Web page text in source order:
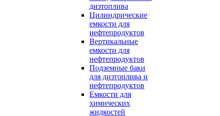
дизтоплива
Цилиндрические
емкости для
нефтепродуктов
Вертикальные
емкости для
нефтепродуктов
Подземные баки
для дизтоплива и
нефтепродуктов
Емкости для
химических
жидкостей